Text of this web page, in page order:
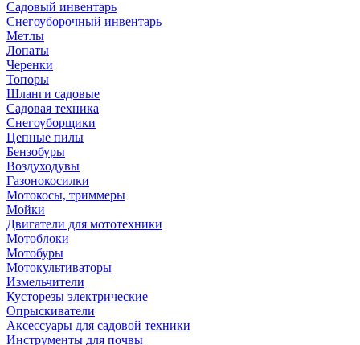
Садовый инвентарь
Снегоуборочный инвентарь
Метлы
Лопаты
Черенки
Топоры
Шланги садовые
Садовая техника
Снегоуборщики
Цепные пилы
Бензобуры
Воздуходувы
Газонокосилки
Мотокосы, триммеры
Мойки
Двигатели для мототехники
Мотоблоки
Мотобуры
Мотокультиваторы
Измельчители
Кусторезы электрические
Опрыскиватели
Аксессуары для садовой техники
Инструменты для почвы